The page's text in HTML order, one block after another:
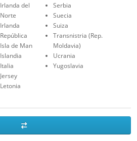
Irlanda del
Norte
Irlanda
República
Isla de Man
Islandia
Italia
Jersey
Letonia
Serbia
Suecia
Suiza
Transnistria (Rep.
Moldavia)
Ucrania
Yugoslavia